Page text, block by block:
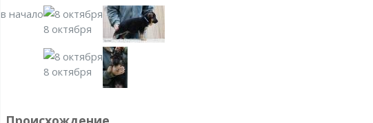
в начало
8 октября
8 октября